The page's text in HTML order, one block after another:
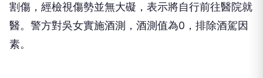
割傷，經檢視傷勢並無大礙，表示將自行前往醫院就
醫。警方對吳女實施酒測，酒測值為0，排除酒駕因
素。